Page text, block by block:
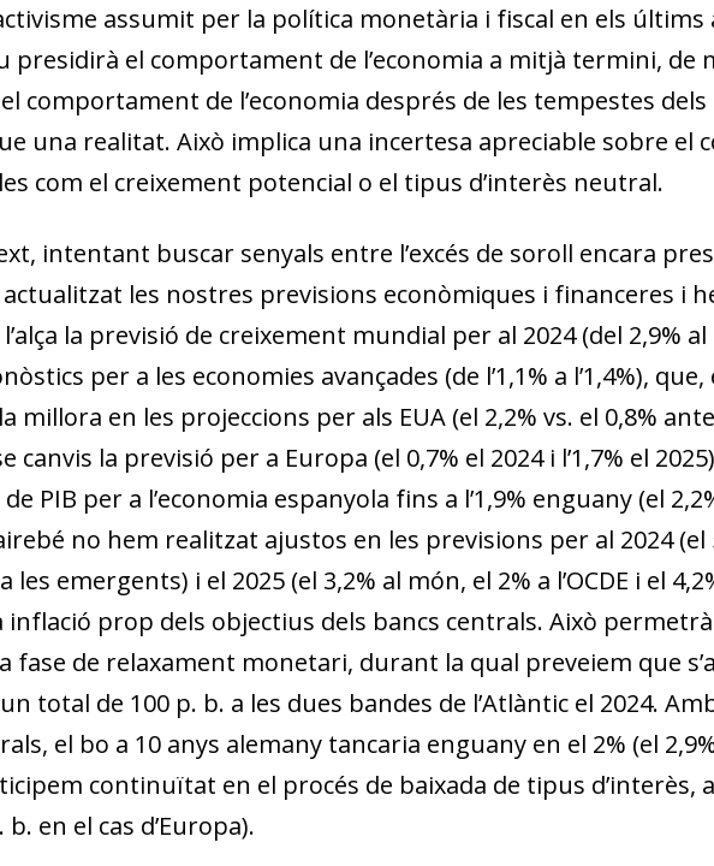
new window)
in a new window)
in a new window)
assumit per la política monetària i fiscal en els últims
presidirà el comportament de l’economia a mitjà termini, de
comportament de l’economia després de les tempestes
una realitat. Això implica una incertesa apreciable sobre el
com el creixement potencial o el tipus d’interès neutral.
intentant buscar senyals entre l’excés de soroll encara
les nostres previsions econòmiques i financeres i
la previsió de creixement mundial per al 2024 (del 2,9% al
per a les economies avançades (de l’1,1% a l’1,4%),
millora en les projeccions per als EUA (el 2,2% vs. el 0,8%
canvis la previsió per a Europa (el 0,7% el 2024 i l’1,7% el
de PIB per a l’economia espanyola fins a l’1,9% enguany (el
no hem realitzat ajustos en les previsions per al 2024 (el
a les emergents) i el 2025 (el 3,2% al món, el 2% a l’OCDE i el
prop dels objectius dels bancs centrals. Això permetrà
fase de relaxament monetari, durant la qual preveiem que
total de 100 p. b. a les dues bandes de l’Atlàntic el 2024.
el bo a 10 anys alemany tancaria enguany en el 2% (el
continuïtat en el procés de baixada de tipus d’interès,
b. en el cas d’Europa).